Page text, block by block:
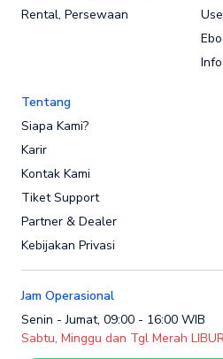
Rental, Persewaan
Tentang
Siapa Kami?
Karir
Kontak Kami
Tiket Support
Partner & Dealer
Kebijakan Privasi
Jam Operasional
Senin - Jumat, 09:00 - 16:00 WIB
Sabtu, Minggu dan Tgl Merah